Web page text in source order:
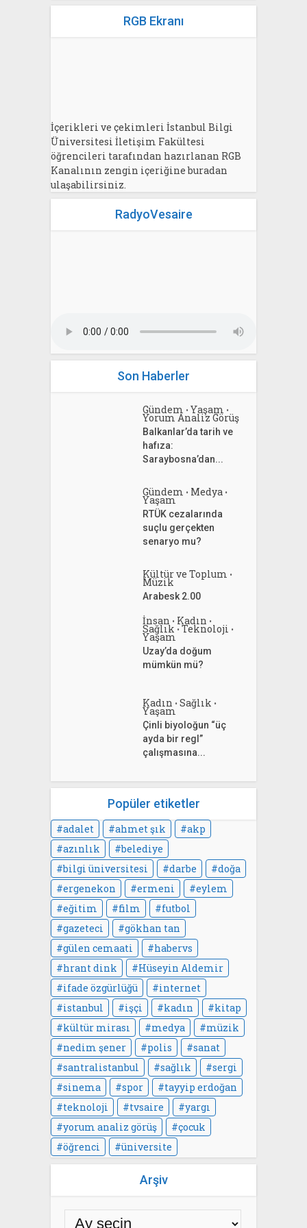
RGB Ekranı
İçerikleri ve çekimleri İstanbul Bilgi
Üniversitesi İletişim Fakültesi
öğrencileri tarafından hazırlanan RGB
Kanalının zengin içeriğine buradan
ulaşabilirsiniz.
RadyoVesaire
Son Haberler
Gündem • Yaşam •
Yorum Analiz Görüş
Balkanlar’da tarih ve
hafıza:
Saraybosna’dan...
Gündem • Medya •
Yaşam
RTÜK cezalarında
suçlu gerçekten
senaryo mu?
Kültür ve Toplum •
Müzik
Arabesk 2.00
İnsan • Kadın •
Sağlık • Teknoloji •
Yaşam
Uzay’da doğum
mümkün mü?
Kadın • Sağlık •
Yaşam
Çinli biyoloğun “üç
ayda bir regl”
çalışmasına...
Popüler etiketler
adalet ahmet şık
akp
azınlık
belediye
bilgi üniversitesi
darbe
doğa
ergenekon
ermeni
eylem
eğitim
film
futbol
gazeteci
gökhan tan
gülen cemaati
habervs
hrant dink
Hüseyin Aldemir
ifade özgürlüğü
internet
istanbul
işçi kadın
kitap
kültür mirası
medya
müzik
nedim şener
polis
sanat
santralistanbul
sağlık
sergi
sinema
spor
tayyip erdoğan
teknoloji
tvsaire
yargı
yorum analiz görüş
çocuk
öğrenci
üniversite
Arşiv